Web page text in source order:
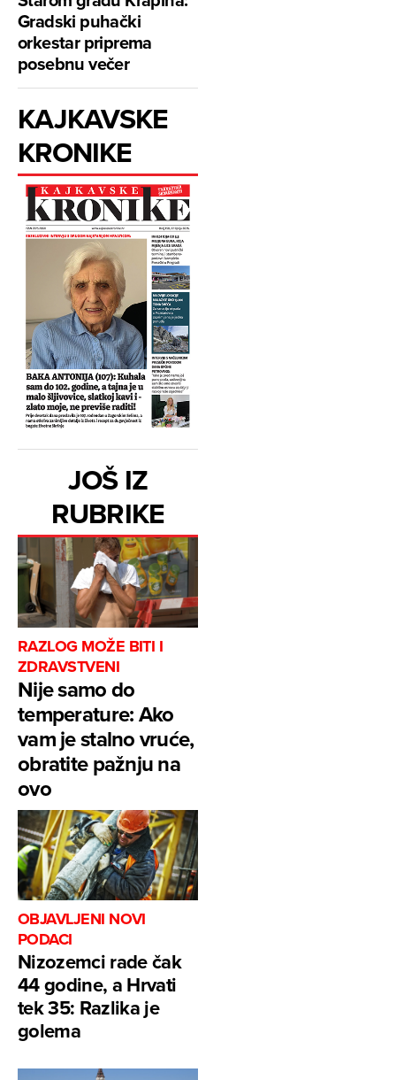
Gradski puhački
orkestar priprema
posebnu večer
KAJKAVSKE
KRONIKE
JOŠ IZ
RUBRIKE
RAZLOG MOŽE BITI I
ZDRAVSTVENI
Nije samo do
temperature: Ako
vam je stalno vruće,
obratite pažnju na
ovo
OBJAVLJENI NOVI
PODACI
Nizozemci rade čak
44 godine, a Hrvati
tek 35: Razlika je
golema